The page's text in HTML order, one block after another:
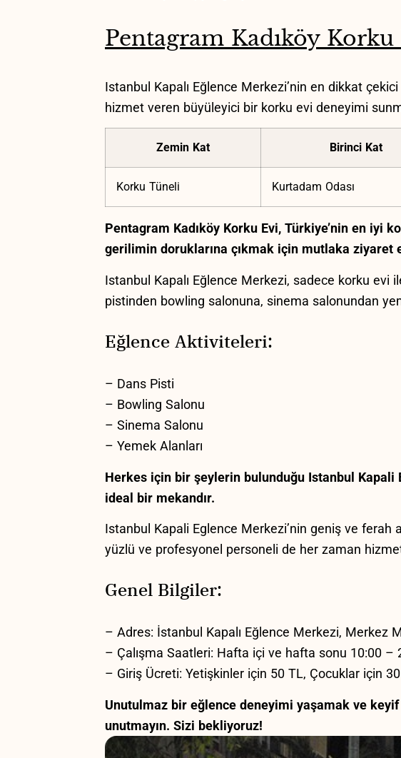
Pentagram Kadıköy
Istanbul Kapalı ​Eğlence Merkezi’nin en dikkat
hizmet veren büyüleyici bir ⁤korku evi deneyimi⁣
Zemin⁢ Kat Birinci Kat
Korku Tüneli Kurtadam Odası
Pentagram Kadıköy Korku Evi,⁢ Türkiye’nin en iyi
gerilimin ‌doruklarına‍ çıkmak için mutlaka ziyaret
Istanbul⁢ Kapalı⁤ Eğlence Merkezi, sadece ⁢korku‍
pistinden bowling salonuna, sinema salonundan
Eğlence Aktiviteleri:
– Dans ​Pisti
– Bowling‌ Salonu
– Sinema Salonu
– Yemek Alanları
Herkes için bir şeylerin bulunduğu Istanbul Kapali
‍ideal bir mekandır.
Istanbul‌ Kapali Eglence Merkezi’nin ⁢geniş ve ferah
yüzlü⁢ ve ​profesyonel‍ personeli de her ‍zaman
Genel ⁤Bilgiler:
– Adres: İstanbul Kapalı Eğlence Merkezi, Merkez
– ⁢Çalışma Saatleri: Hafta içi ve hafta sonu 10:00⁣ –
– ⁢Giriş​ Ücreti: Yetişkinler için 50 TL, Çocuklar için
Unutulmaz bir ⁤eğlence‍ deneyimi ⁢yaşamak ve
unutmayın. ⁢Sizi⁢ bekliyoruz!